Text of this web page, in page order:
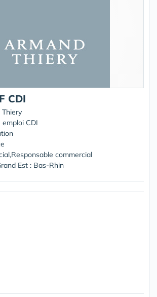
CDI
CDI
commercial
Est : Bas-Rhin